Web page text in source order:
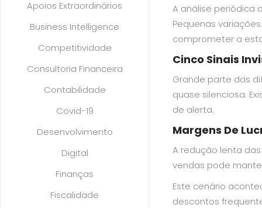
Apoios Extraordinários
Business Intelligence
Competitividade
Consultoria Financeira
Contabilidade
Covid-19
Desenvolvimento
Digital
Finanças
Fiscalidade
A análise periódica
Pequenas
comprometer a
Cinco Sinais
Grande parte das
quase silenciosa.
de alerta.
Margens De
A redução lenta
vendas pode
Este cenário
descontos